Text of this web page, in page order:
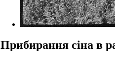
Прибирання сіна в